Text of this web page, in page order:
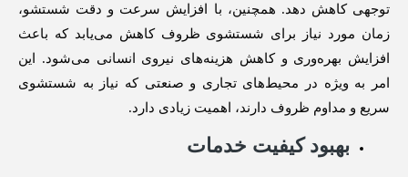
توجهی کاهش دهد. همچنین، با افزایش سرعت و دقت شستشو،
زمان مورد نیاز برای شستشوی ظروف کاهش می‌یابد که باعث
افزایش بهره‌وری و کاهش هزینه‌های نیروی انسانی می‌شود. این
امر به ویژه در محیط‌های تجاری و صنعتی که نیاز به شستشوی
سریع و مداوم ظروف دارند، اهمیت زیادی دارد.
بهبود کیفیت خدمات